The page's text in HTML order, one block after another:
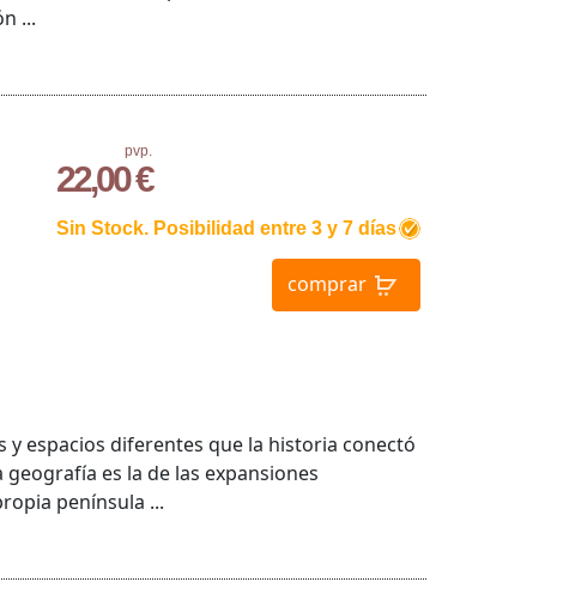
...
pvp.
22,00 €
Sin Stock. Posibilidad entre 3 y 7 días
comprar
espacios diferentes que la historia conectó
es la de las expansiones
península ...